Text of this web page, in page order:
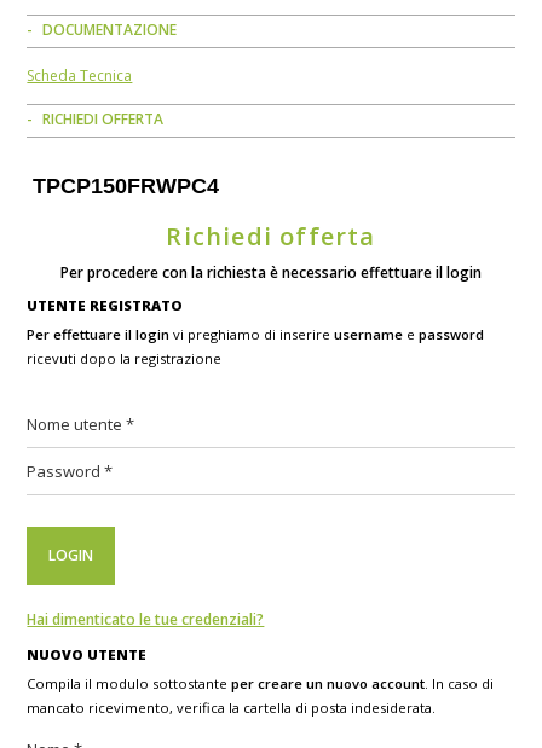
DOCUMENTAZIONE
Scheda Tecnica
RICHIEDI OFFERTA
TPCP150FRWPC4
Richiedi offerta
Per procedere con la richiesta è necessario effettuare il login
UTENTE REGISTRATO
Per effettuare il login vi preghiamo di inserireusername epassword
ricevuti dopo la registrazione
Hai dimenticato le tue credenziali?
NUOVO UTENTE
Compila il modulo sottostanteper creare un nuovo account . In caso di
mancato ricevimento, verifica la cartella di posta indesiderata.